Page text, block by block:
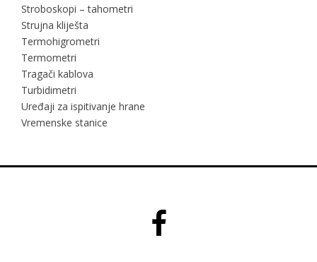
Stroboskopi – tahometri
Strujna kliješta
Termohigrometri
Termometri
Tragači kablova
Turbidimetri
Uređaji za ispitivanje hrane
Vremenske stanice